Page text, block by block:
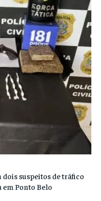
suspeitos de tráfico
em Ponto Belo